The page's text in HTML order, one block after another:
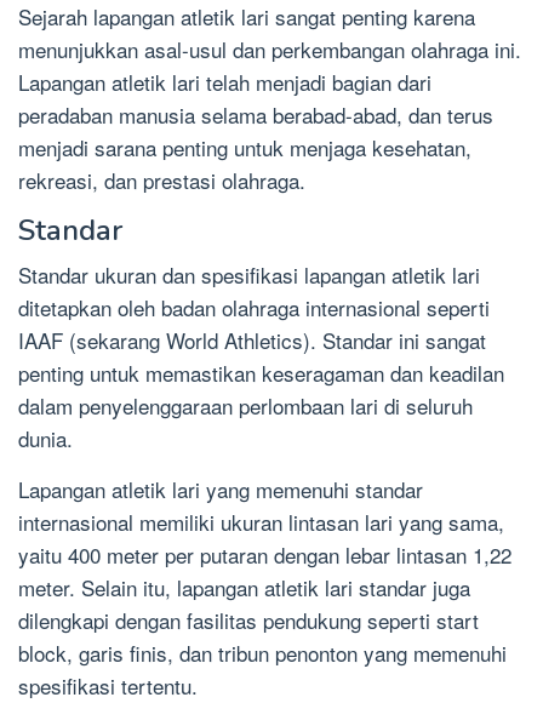
Sejarah lapangan atletik lari sangat penting karena
menunjukkan asal-usul dan perkembangan olahraga ini.
Lapangan atletik lari telah menjadi bagian dari
peradaban manusia selama berabad-abad, dan terus
menjadi sarana penting untuk menjaga kesehatan,
rekreasi, dan prestasi olahraga.
Standar
Standar ukuran dan spesifikasi lapangan atletik lari
ditetapkan oleh badan olahraga internasional seperti
IAAF (sekarang World Athletics). Standar ini sangat
penting untuk memastikan keseragaman dan keadilan
dalam penyelenggaraan perlombaan lari di seluruh
dunia.
Lapangan atletik lari yang memenuhi standar
internasional memiliki ukuran lintasan lari yang sama,
yaitu 400 meter per putaran dengan lebar lintasan 1,22
meter. Selain itu, lapangan atletik lari standar juga
dilengkapi dengan fasilitas pendukung seperti start
block, garis finis, dan tribun penonton yang memenuhi
spesifikasi tertentu.